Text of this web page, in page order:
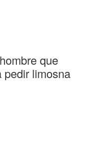
que
pedir limosna